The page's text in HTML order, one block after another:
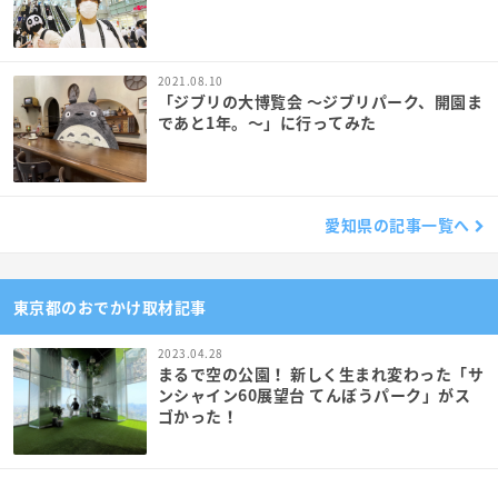
2021.08.10
「ジブリの大博覧会 ～ジブリパーク、開園ま
であと1年。～」に行ってみた
愛知県の記事一覧へ
東京都のおでかけ取材記事
2023.04.28
まるで空の公園！ 新しく生まれ変わった「サ
ンシャイン60展望台 てんぼうパーク」がス
ゴかった！